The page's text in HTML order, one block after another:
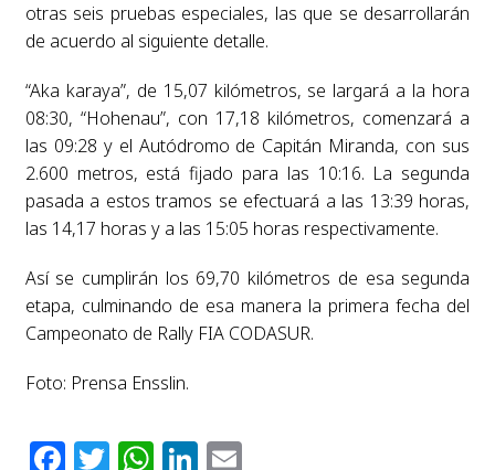
otras seis pruebas especiales, las que se desarrollarán
de acuerdo al siguiente detalle.
“Aka karaya”, de 15,07 kilómetros, se largará a la hora
08:30, “Hohenau”, con 17,18 kilómetros, comenzará a
las 09:28 y el Autódromo de Capitán Miranda, con sus
2.600 metros, está fijado para las 10:16. La segunda
pasada a estos tramos se efectuará a las 13:39 horas,
las 14,17 horas y a las 15:05 horas respectivamente.
Así se cumplirán los 69,70 kilómetros de esa segunda
etapa, culminando de esa manera la primera fecha del
Campeonato de Rally FIA CODASUR.
Foto: Prensa Ensslin.
Facebook
Twitter
WhatsApp
LinkedIn
Email